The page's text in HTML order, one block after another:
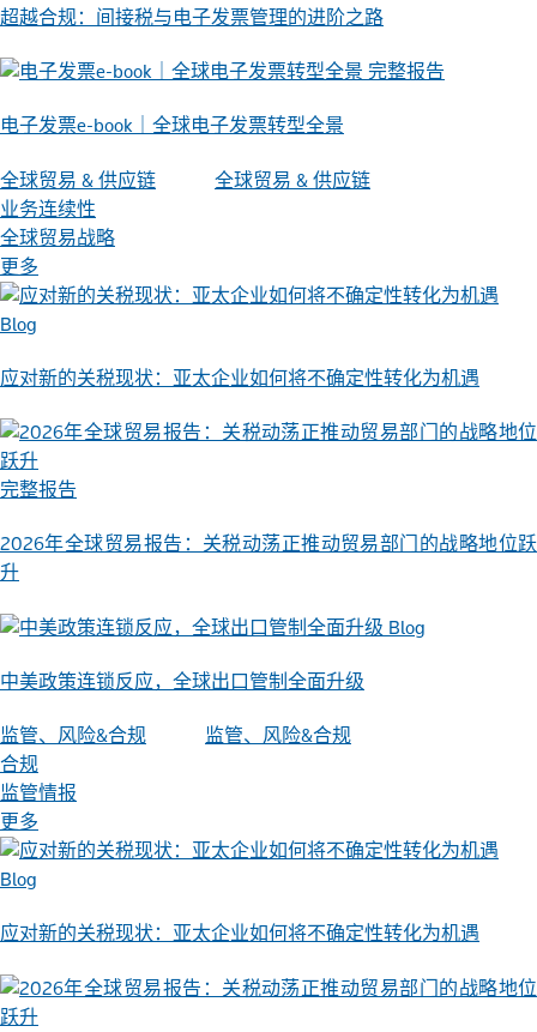
超越合规：间接税与电⼦发票管理的进阶之路
完整报告
电子发票e-book｜全球电子发票转型全景
全球贸易 & 供应链
全球贸易 & 供应链
业务连续性
全球贸易战略
更多
Blog
应对新的关税现状：亚太企业如何将不确定性转化为机遇
完整报告
2026年全球贸易报告：关税动荡正推动贸易部门的战略地位跃
升
Blog
中美政策连锁反应，全球出口管制全面升级
监管、风险&合规
监管、风险&合规
合规
监管情报
更多
Blog
应对新的关税现状：亚太企业如何将不确定性转化为机遇